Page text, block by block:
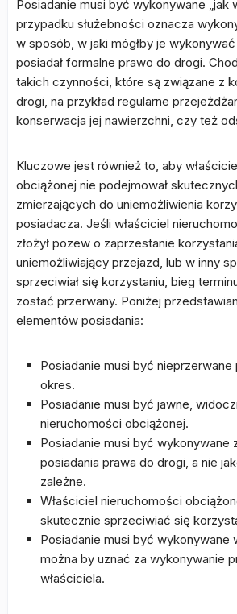
Posiadanie musi być wykonywane „jak
przypadku służebności oznacza
w sposób, w jaki mógłby je
posiadał formalne prawo do drogi.
takich czynności, które są związane z
drogi, na przykład regularne
konserwacja jej nawierzchni, czy też
Kluczowe jest również to, aby
obciążonej nie podejmował
zmierzających do uniemożliwienia
posiadacza. Jeśli właściciel
złożył pozew o zaprzestanie
uniemożliwiający przejazd, lub w inny
sprzeciwiał się korzystaniu, bieg
zostać przerwany. Poniżej
elementów posiadania:
Posiadanie musi być
okres.
Posiadanie musi być jawne,
nieruchomości obciążonej.
Posiadanie musi być wykonywane
posiadania prawa do drogi, a nie
zależne.
Właściciel nieruchomości
skutecznie sprzeciwiać się
Posiadanie musi być wykonywane
można by uznać za wykonywanie
właściciela.